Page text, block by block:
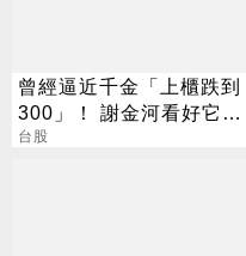
曾經逼近千金「上櫃跌到
300」！ 謝金河看好它：
台灣生技的下一道光
台股